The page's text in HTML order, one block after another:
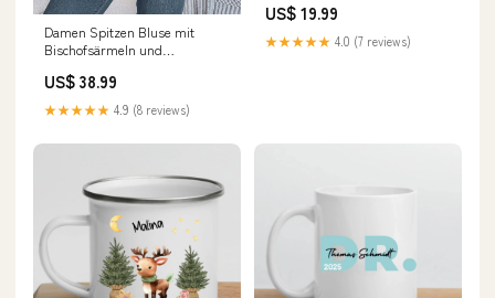
Damen Spitzen Bluse mit
Bischofsärmeln und
Größe:S
US$ 38.99
★★★★★ 4.9 (8 reviews)
US$ 19.99
★★★★★ 4.0 (7 reviews)